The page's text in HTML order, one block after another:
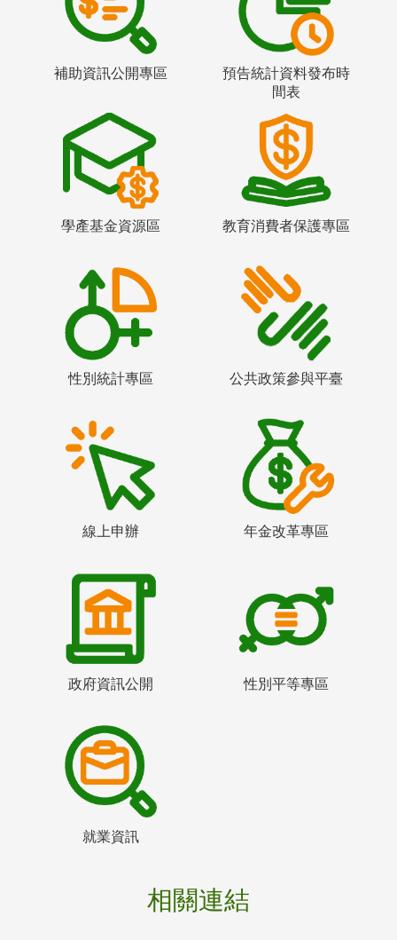
補助資訊公開專區
預告統計資料發布時
間表
學產基金資源區 教育消費者保護專區
性別統計專區 公共政策參與平臺
線上申辦 年金改革專區
政府資訊公開 性別平等專區
就業資訊
相關連結